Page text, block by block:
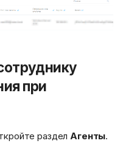
при
разделАгенты.